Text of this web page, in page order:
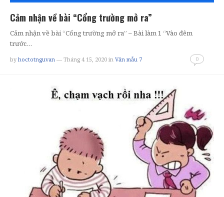
Cảm nhận về bài “Cổng trường mở ra”
Cảm nhận về bài “Cổng trường mở ra” – Bài làm 1 “Vào đêm
trước…
by hoctotnguvan — Tháng 4 15, 2020 in Văn mẫu 7 0